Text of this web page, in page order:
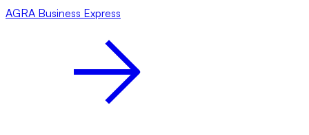
AGRA Business Express